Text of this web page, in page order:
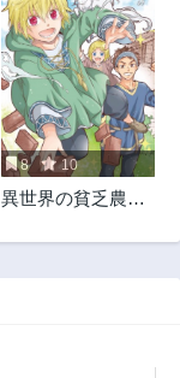
8 10
異世界の貧乏農家
レンガを作って城